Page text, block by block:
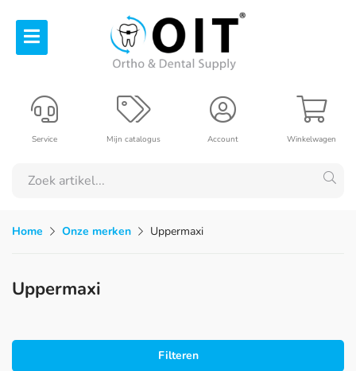
Winkelwagen
Account
Mijn catalogus
Service
Home Onze merken Uppermaxi
Uppermaxi
Filteren